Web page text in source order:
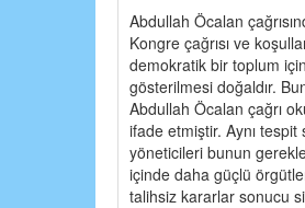
Abdullah Öcalan
Kongre çağrısı ve
demokratik bir toplum
gösterilmesi doğaldır.
Abdullah Öcalan çağrı
ifade etmiştir. Aynı
yöneticileri bunun
içinde daha güçlü
talihsiz kararlar sonucu